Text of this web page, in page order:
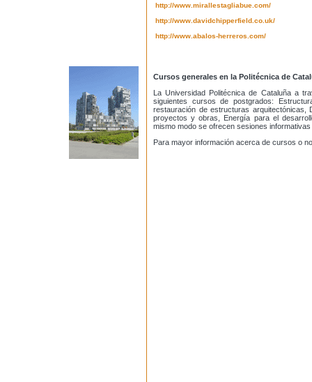
http://www.mirallestagliabue.com/
http://www.davidchipperfield.co.uk/
http://www.abalos-herreros.com/
Cursos generales en la Politécnica de
La Universidad Politécnica de Cataluña a
siguientes cursos de postgrados:
restauración de estructuras
proyectos y obras, Energía para el
mismo modo se ofrecen sesiones
Para mayor información acerca de cursos o